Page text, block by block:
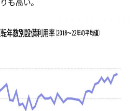
も高い。